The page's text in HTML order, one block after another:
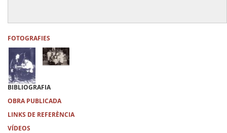
FOTOGRAFIES
BIBLIOGRAFIA
OBRA PUBLICADA
LINKS DE REFERÈNCIA
VÍDEOS